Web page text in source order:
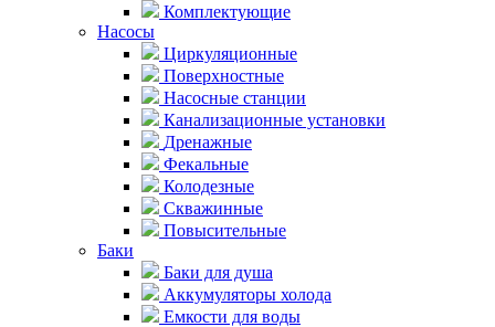
Комплектующие
Насосы
Циркуляционные
Поверхностные
Насосные станции
Канализационные установки
Дренажные
Фекальные
Колодезные
Скважинные
Повысительные
Баки
Баки для душа
Аккумуляторы холода
Емкости для воды